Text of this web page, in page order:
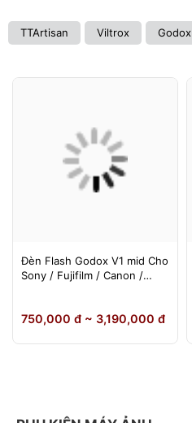
TTArtisan Viltrox Godox
Đèn Flash Godox V1 mid Cho
Sony / Fujifilm / Canon /
750,000 đ ~ 3,190,000 đ